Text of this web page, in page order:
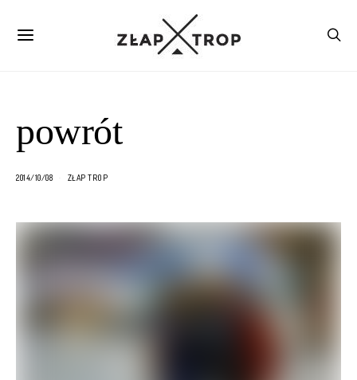
powrót
2014/10/08 ZŁAP TROP